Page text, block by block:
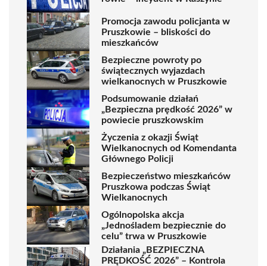
Promocja zawodu policjanta w
Pruszkowie – bliskości do
mieszkańców
Bezpieczne powroty po
świątecznych wyjazdach
wielkanocnych w Pruszkowie
Podsumowanie działań
„Bezpieczna prędkość 2026” w
powiecie pruszkowskim
Życzenia z okazji Świąt
Wielkanocnych od Komendanta
Głównego Policji
Bezpieczeństwo mieszkańców
Pruszkowa podczas Świąt
Wielkanocnych
Ogólnopolska akcja
„Jednośladem bezpiecznie do
celu” trwa w Pruszkowie
Działania „BEZPIECZNA
PRĘDKOŚĆ 2026” – Kontrola